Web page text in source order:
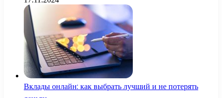
Вклады онлайн: как выбрать лучший и не потерять